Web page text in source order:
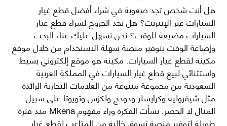
هل أنت شخص تجد صعوبة في شراء أفضل قطع غيار
السيارات عبر الإنترنت؟ هل تجد الخروج لشراء قطع غيار
السيارات مضيعة للوقت؟ نحن نسهل عليك عناء البحث
وإضاعة الوقت بتوفير منصة سهلة الاستخدام من خلال موقع
مكينة لقطع غيار السيارات. مكينة هو موقع إلكتروني بسيط
واستثنائي لبيع قطع غيار السيارات في المملكة العربية
السعودية من مجموعة متنوعة من العلامات التجارية الرائدة
مثل شيفروليه وكرايسلر ودودج ولكزس وتويوتا على سبيل
المثال لا الحصر. نشأت الفكرة وراء مفهوم Mkena منذ فترة
طويلة لتوفير منصة تسوق خالية من المتاعب لقطع غيار